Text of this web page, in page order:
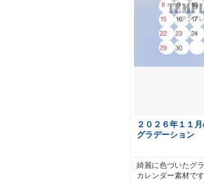
２０２６年１１
グラデーション
綺麗に色づいたグ
カレンダー素材で